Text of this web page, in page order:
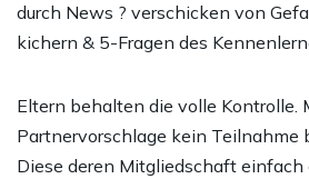
durch News ? verschicken von
kichern & 5-Fragen des
Eltern behalten die volle Kontrolle.
Partnervorschlage kein Teilnahme
Diese deren Mitgliedschaft einfach